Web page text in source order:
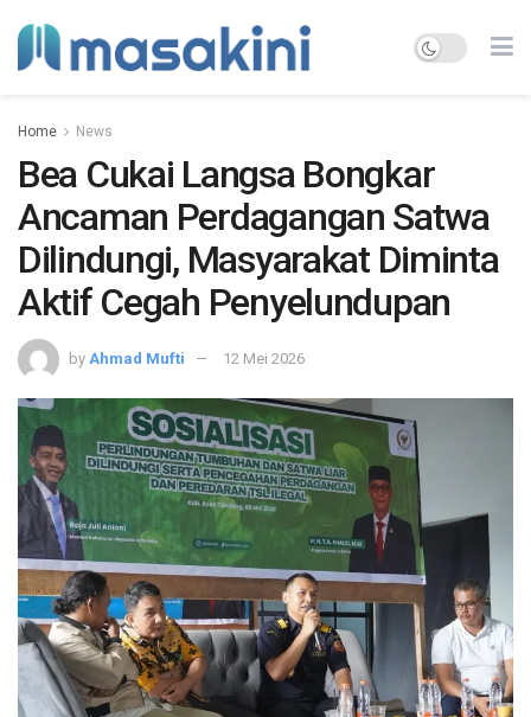
Home News
Bea Cukai Langsa Bongkar
Ancaman Perdagangan Satwa
Dilindungi, Masyarakat Diminta
Aktif Cegah Penyelundupan
by Ahmad Mufti 12 Mei 2026